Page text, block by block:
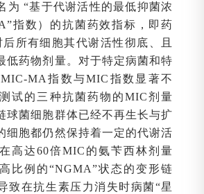
为 “基于代谢活性的最低抑菌浓
指数）的抗菌药效指标，即药
所有细胞其代谢活性彻底、且
低药物剂量。对于特定病菌和特
MA指数与MIC指数显著不
试的三种抗菌药物的MIC剂量
球菌细胞群体已经不再生长与扩
细胞都仍然保持着一定的代谢活
高达60倍MIC的氨苄西林剂量
比例的“NGMA”状态的变形链
致在抗生素压力消失时病菌“星